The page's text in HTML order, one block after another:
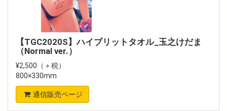
【TGC2020S】ハイブリットタオル_玉之けだま
（Normal ver.）
¥2,500（＋税）
800×330mm
通信販売ページ